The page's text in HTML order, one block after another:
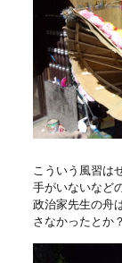
こういう風習は
手がいないなど
政治家先生の舟
さなかったとか